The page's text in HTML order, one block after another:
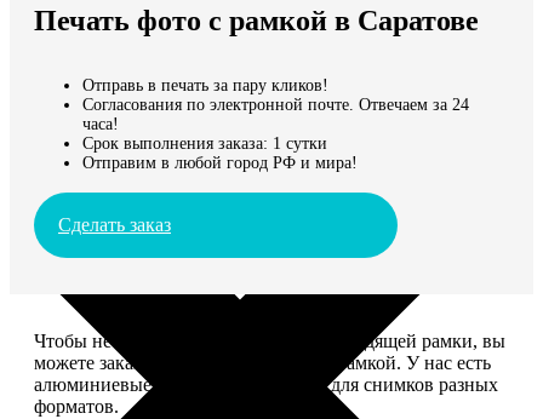
Мы доставляем по всему миру
Продолжить без города
Печать фото с рамкой в Саратове
Отправь в печать за пару кликов!
Согласования по электронной почте. Отвечаем за 24
часа!
Срок выполнения заказа: 1 сутки
Отправим в любой город РФ и мира!
Сделать заказ
Чтобы не тратить время на поиск подходящей рамки, вы
можете заказать печать фото сразу с рамкой. У нас есть
алюминиевые и деревянные рамки для снимков разных
форматов.